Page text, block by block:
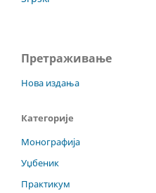
Претраживање
Нова издања
Категорије
Монографија
Уџбеник
Практикум